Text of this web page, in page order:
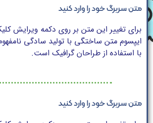
متن سربرگ خود را وارد کنید
برای تغییر این متن بر روی دکمه ویرایش
ایپسوم متن ساختگی با تولید سادگی
با استفاده از طراحان گرافیک است.
متن سربرگ خود را وارد کنید